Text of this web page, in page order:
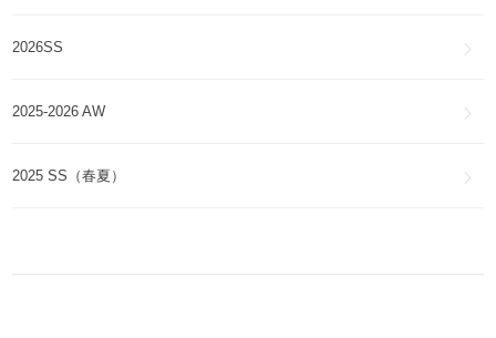
2026SS
2025-2026 AW
2025 SS（春夏）